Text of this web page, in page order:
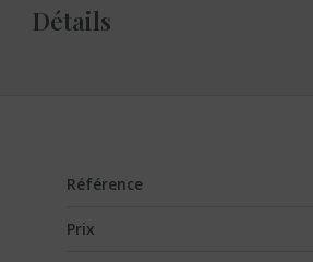
Détails
Référence
Prix